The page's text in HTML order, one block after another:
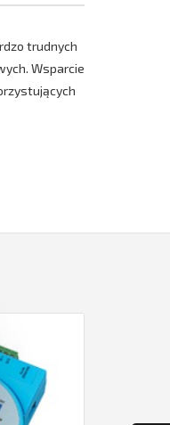
trudnych
Wsparcie